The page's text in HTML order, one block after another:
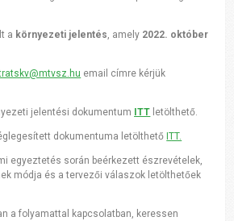
a környezeti jelentés , amely 2022. október
email címre kérjük
jelentési dokumentum ITT letölthető.
dokumentuma letölthetőITT.
egyeztetés során beérkezett észrevételek,
módja és a tervezői válaszok letölthetőek
a folyamattal kapcsolatban, keressen